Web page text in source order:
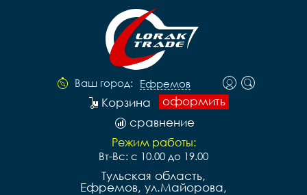
Ваш город: Ефремов
оформить
Корзина
сравнение
Режим работы:
Вт-Вс: с 10.00 до 19.00
Тульская область,
Ефремов, ул.Майорова,